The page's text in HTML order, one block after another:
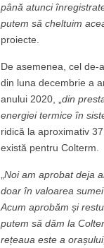
până atunci
putem să cheltuim
proiecte.
De asemenea, cel de-
din luna decembrie a
anului 2020, „ din
energiei termice în
ridică la aproximativ
există pentru Colterm.
Noi am aprobat deja
doar în valoarea
Acum aprobăm și
putem să dăm la
rețeaua este a